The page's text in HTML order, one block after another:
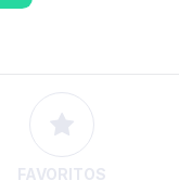
FAVORITOS